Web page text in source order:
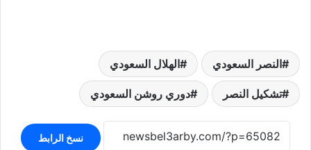
النصر السعودي الهلال السعودي
تشكيل النصر دوري روشن السعودي
نسخ الرابط